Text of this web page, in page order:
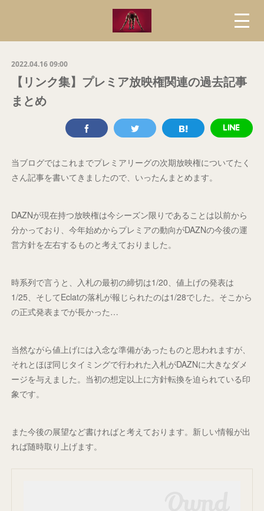
2022.04.16 09:00
【リンク集】プレミア放映権関連の過去記事
まとめ
当ブログではこれまでプレミアリーグの次期放映権についてたく
さん記事を書いてきましたので、いったんまとめます。
DAZNが現在持つ放映権は今シーズン限りであることは以前から
分かっており、今年始めからプレミアの動向がDAZNの今後の運
営方針を左右するものと考えておりました。
時系列で言うと、入札の最初の締切は1/20、値上げの発表は
1/25、そしてEclatの落札が報じられたのは1/28でした。そこから
の正式発表までが長かった…
当然ながら値上げには入念な準備があったものと思われますが、
それとほぼ同じタイミングで行われた入札がDAZNに大きなダメ
ージを与えました。当初の想定以上に方針転換を迫られている印
象です。
また今後の展望など書ければと考えております。新しい情報が出
れば随時取り上げます。